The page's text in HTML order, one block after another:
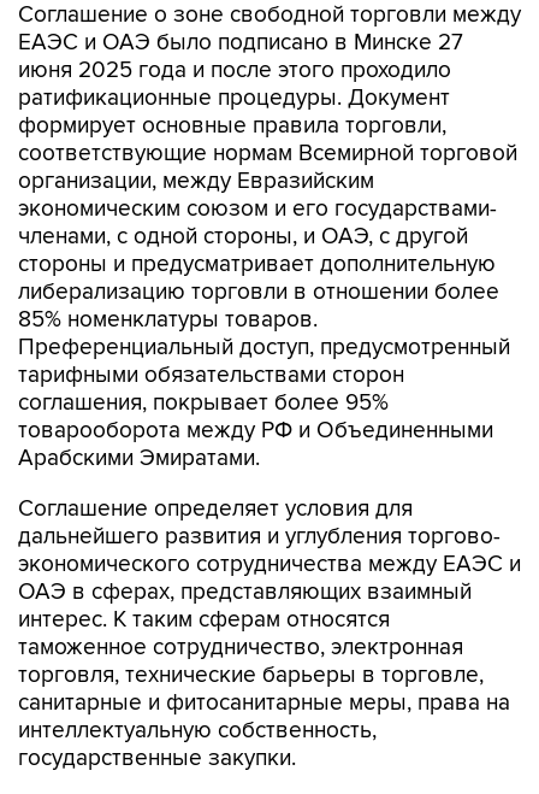
Соглашение о зоне свободной торговли между
ЕАЭС и ОАЭ было подписано в Минске 27
июня 2025 года и после этого проходило
ратификационные процедуры. Документ
формирует основные правила торговли,
соответствующие нормам Всемирной торговой
организации, между Евразийским
экономическим союзом и его государствами-
членами, с одной стороны, и ОАЭ, с другой
стороны и предусматривает дополнительную
либерализацию торговли в отношении более
85% номенклатуры товаров.
Преференциальный доступ, предусмотренный
тарифными обязательствами сторон
соглашения, покрывает более 95%
товарооборота между РФ и Объединенными
Арабскими Эмиратами.
Соглашение определяет условия для
дальнейшего развития и углубления торгово-
экономического сотрудничества между ЕАЭС и
ОАЭ в сферах, представляющих взаимный
интерес. К таким сферам относятся
таможенное сотрудничество, электронная
торговля, технические барьеры в торговле,
санитарные и фитосанитарные меры, права на
интеллектуальную собственность,
государственные закупки.